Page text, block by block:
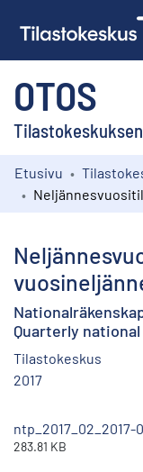
OTOS
Kokoelmat
Etusivu
Quarterly
Tilastokeskus
2017
ntp_2017_02_2017-
283.81 KB